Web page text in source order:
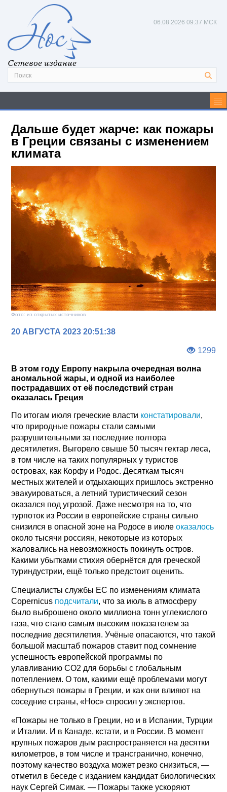
Сетевое издание
06.08.2026 09:37 МСК
Дальше будет жарче: как пожары
в Греции связаны с изменением
климата
Фото: из открытых источников
20 АВГУСТА 2023 20:51:38
1299
В этом году Европу накрыла очередная волна
аномальной жары, и одной из наиболее
пострадавших от её последствий стран
оказалась Греция
По итогам июля греческие власти констатировали,
что природные пожары стали самыми
разрушительными за последние полтора
десятилетия. Выгорело свыше 50 тысяч гектар леса,
в том числе на таких популярных у туристов
островах, как Корфу и Родос. Десяткам тысяч
местных жителей и отдыхающих пришлось экстренно
эвакуироваться, а летний туристический сезон
оказался под угрозой. Даже несмотря на то, что
турпоток из России в европейские страны сильно
снизился в опасной зоне на Родосе в июлеоказалось
около тысячи россиян, некоторые из которых
жаловались на невозможность покинуть остров.
Какими убытками стихия обернётся для греческой
туриндустрии, ещё только предстоит оценить.
Специалисты службы ЕС по изменениям климата
Copernicus подсчитали, что за июль в атмосферу
было выброшено около миллиона тонн углекислого
газа, что стало самым высоким показателем за
последние десятилетия. Учёные опасаются, что такой
большой масштаб пожаров ставит под сомнение
успешность европейской программы по
улавливанию CO2 для борьбы с глобальным
потеплением. О том, какими ещё проблемами могут
обернуться пожары в Греции, и как они влияют на
соседние страны, «Нос» спросил у экспертов.
«Пожары не только в Греции, но и в Испании, Турции
и Италии. И в Канаде, кстати, и в России. В момент
крупных пожаров дым распространяется на десятки
километров, в том числе и трансгранично, конечно,
поэтому качество воздуха может резко снизиться, —
отметил в беседе с изданием кандидат биологических
наук Сергей Симак. — Пожары также ускоряют